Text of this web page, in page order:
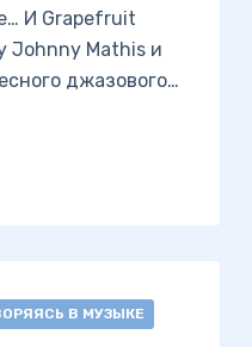
И Grapefruit
Johnny Mathis и
джазового…
В МУЗЫКЕ